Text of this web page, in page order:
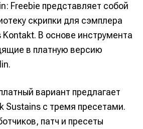
Freebie представляет собой
скрипки для сэмплера
В основе инструмента
в платную версию
вариант предлагает
Sustains с тремя пресетами.
патч и пресеты